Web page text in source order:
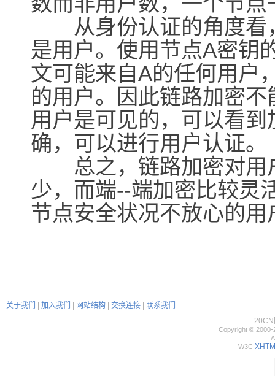
从身份认证的角度看
是用户。使用节点A密钥
文可能来自A的任何用户
的用户。因此链路加密
用户是可见的，可以看
确，可以进行用户认证。
总之，链路加密对用
少，而端--端加密比较灵
节点安全状况不放心的
关于我们 加入我们 网站结构 交换连接
联系我们
20CN
Copyright © 2000-
W3C